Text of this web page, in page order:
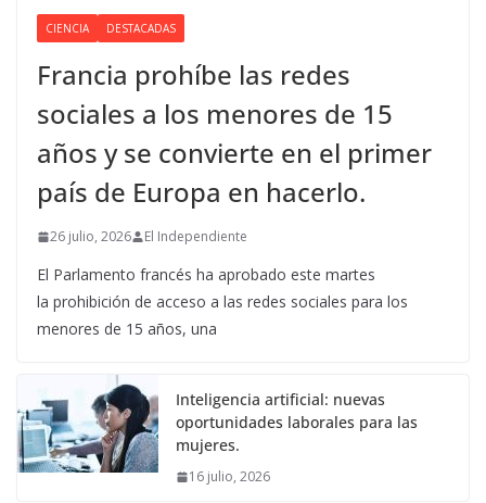
CIENCIA DESTACADAS
Francia prohíbe las redes
sociales a los menores de 15
años y se convierte en el primer
país de Europa en hacerlo.
26 julio, 2026 El Independiente
El Parlamento francés ha aprobado este martes
la prohibición de acceso a las redes sociales para los
menores de 15 años, una
Inteligencia artificial: nuevas
oportunidades laborales para las
mujeres.
16 julio, 2026